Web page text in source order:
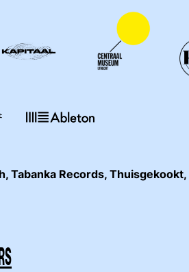
, Tabanka Records, Thuisgekookt,